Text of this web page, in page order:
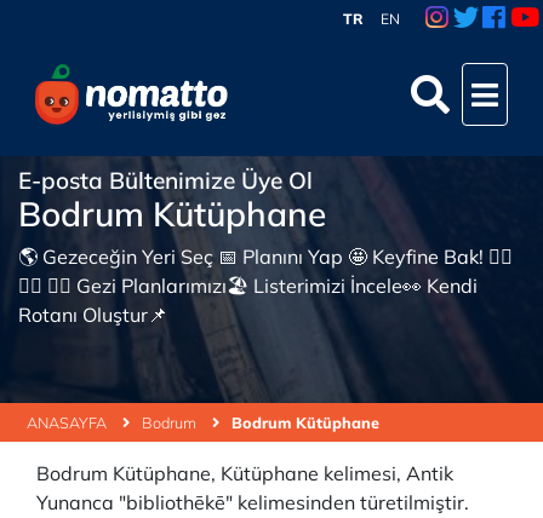
TR EN
ANASAYFA Bodrum Bodrum Kütüphane
E-posta Bültenimize Üye Ol
Bodrum Kütüphane
🌎 Gezeceğin Yeri Seç 📅 Planını Yap 🤩 Keyfine Bak! 👇🏼
👇🏼 👇🏼 Gezi Planlarımızı🏖 Listerimizi İncele👀 Kendi
Rotanı Oluştur📌
Bodrum Kütüphane, Kütüphane kelimesi, Antik
Yunanca "bibliothēkē" kelimesinden türetilmiştir.